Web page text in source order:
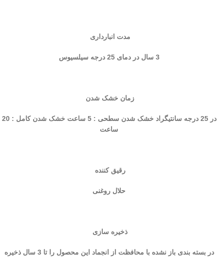
مدت انبارداری
3 سال در دمای 25 درجه سیلسیوس
زمان خشک شدن
در 25 درجه سانتيگراد خشک شدن سطحی : 5 ساعت خشک شدن کامل : 20
ساعت
رقیق کننده
حلال روغنی
ذخیره سازی
در بسته بندی باز نشده با محافظت از انجماد این محصول را تا 3 سال ذخیره